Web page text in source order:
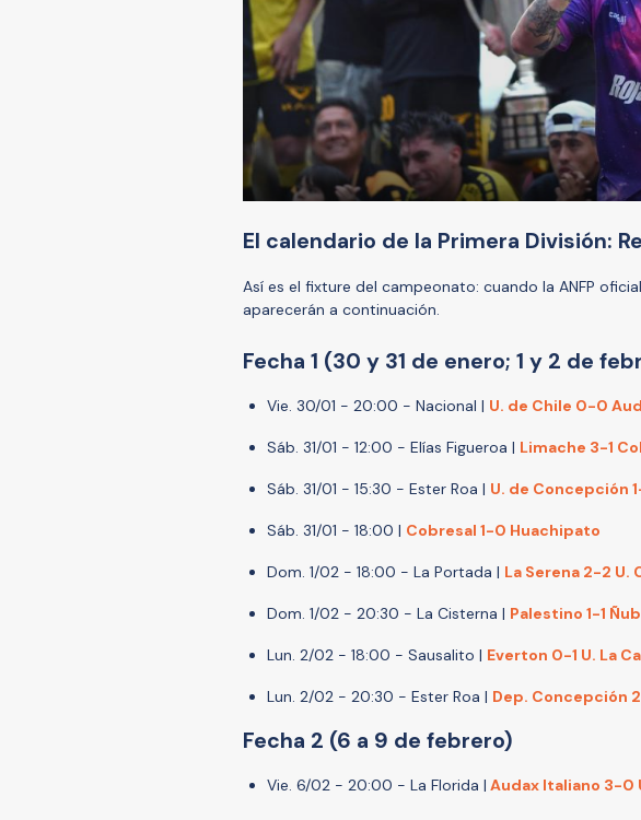
El calendario de la Primera División:
Así es el fixture del campeonato: cuando la ANFP
aparecerán a continuación.
Fecha 1 (30 y 31 de enero; 1 y 2 de
Vie. 30/01 - 20:00 - Nacional | U. de Chile 0-0
Sáb. 31/01 - 12:00 - Elías Figueroa | Limache 3-1
Sáb. 31/01 - 15:30 - Ester Roa | U. de Concepción
Sáb. 31/01 - 18:00 | Cobresal 1-0 Huachipato
Dom. 1/02 - 18:00 - La Portada | La Serena 2-2 U.
Dom. 1/02 - 20:30 - La Cisterna | Palestino 1-1
Lun. 2/02 - 18:00 - Sausalito | Everton 0-1 U. La
Lun. 2/02 - 20:30 - Ester Roa | Dep. Concepción
Fecha 2 (6 a 9 de febrero)
Vie. 6/02 - 20:00 - La Florida | Audax Italiano 3-0